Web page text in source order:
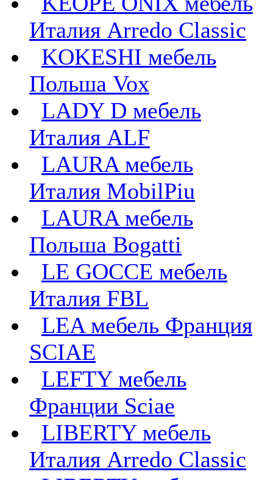
Италия Arredo Classic
KOKESHI мебель
Польша Vox
LADY D мебель
Италия ALF
LAURA мебель
Италия MobilPiu
LAURA мебель
Польша Bogatti
LE GOCCE мебель
Италия FBL
LEA мебель Франция
SCIAE
LEFTY мебель
Франции Sciae
LIBERTY мебель
Италия Arredo Classic